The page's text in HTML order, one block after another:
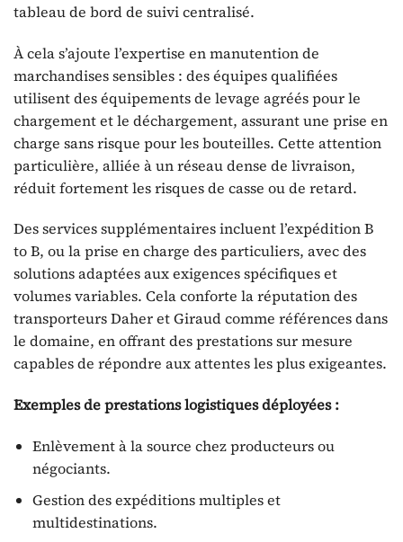
tableau de bord de suivi centralisé.
À cela s’ajoute l’expertise en manutention de
marchandises sensibles : des équipes qualifiées
utilisent des équipements de levage agréés pour le
chargement et le déchargement, assurant une prise en
charge sans risque pour les bouteilles. Cette attention
particulière, alliée à un réseau dense de livraison,
réduit fortement les risques de casse ou de retard.
Des services supplémentaires incluent l’expédition B
to B, ou la prise en charge des particuliers, avec des
solutions adaptées aux exigences spécifiques et
volumes variables. Cela conforte la réputation des
transporteurs Daher et Giraud comme références dans
le domaine, en offrant des prestations sur mesure
capables de répondre aux attentes les plus exigeantes.
Exemples de prestations logistiques déployées :
Enlèvement à la source chez producteurs ou
négociants.
Gestion des expéditions multiples et
multidestinations.